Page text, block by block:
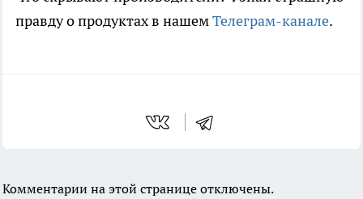
правду о продуктах в нашемТелеграм-канале.
Комментарии на этой странице отключены.